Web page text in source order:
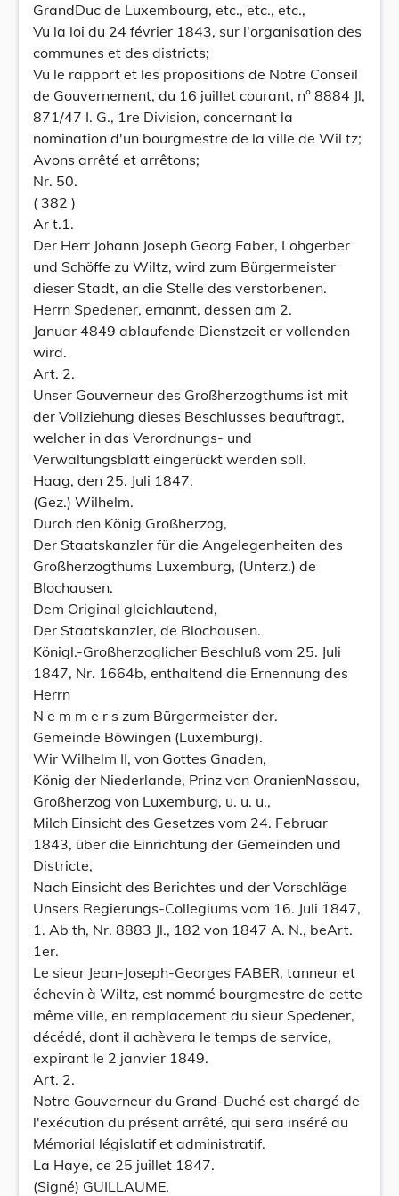
GrandDuc de Luxembourg, etc., etc., etc.,
Vu la loi du 24 février 1843, sur l'organisation des
communes et des districts;
Vu le rapport et les propositions de Notre Conseil
de Gouvernement, du 16 juillet courant, n° 8884 Jl,
871/47 I. G., 1re Division, concernant la
nomination d'un bourgmestre de la ville de Wil tz;
Avons arrêté et arrêtons;
Nr. 50.
( 382 )
Ar t.1.
Der Herr Johann Joseph Georg Faber, Lohgerber
und Schöffe zu Wiltz, wird zum Bürgermeister
dieser Stadt, an die Stelle des verstorbenen.
Herrn Spedener, ernannt, dessen am 2.
Januar 4849 ablaufende Dienstzeit er vollenden
wird.
Art. 2.
Unser Gouverneur des Großherzogthums ist mit
der Vollziehung dieses Beschlusses beauftragt,
welcher in das Verordnungs- und
Verwaltungsblatt eingerückt werden soll.
Haag, den 25. Juli 1847.
(Gez.) Wilhelm.
Durch den König Großherzog,
Der Staatskanzler für die Angelegenheiten des
Großherzogthums Luxemburg, (Unterz.) de
Blochausen.
Dem Original gleichlautend,
Der Staatskanzler, de Blochausen.
Königl.-Großherzoglicher Beschluß vom 25. Juli
1847, Nr. 1664b, enthaltend die Ernennung des
Herrn
N e m m e r s zum Bürgermeister der.
Gemeinde Böwingen (Luxemburg).
Wir Wilhelm II, von Gottes Gnaden,
König der Niederlande, Prinz von OranienNassau,
Großherzog von Luxemburg, u. u. u.,
Milch Einsicht des Gesetzes vom 24. Februar
1843, über die Einrichtung der Gemeinden und
Districte,
Nach Einsicht des Berichtes und der Vorschläge
Unsers Regierungs-Collegiums vom 16. Juli 1847,
1. Ab th, Nr. 8883 Jl., 182 von 1847 A. N., beArt.
1er.
Le sieur Jean-Joseph-Georges FABER, tanneur et
échevin à Wiltz, est nommé bourgmestre de cette
même ville, en remplacement du sieur Spedener,
décédé, dont il achèvera le temps de service,
expirant le 2 janvier 1849.
Art. 2.
Notre Gouverneur du Grand-Duché est chargé de
l'exécution du présent arrêté, qui sera inséré au
Mémorial législatif et administratif.
La Haye, ce 25 juillet 1847.
(Signé) GUILLAUME.